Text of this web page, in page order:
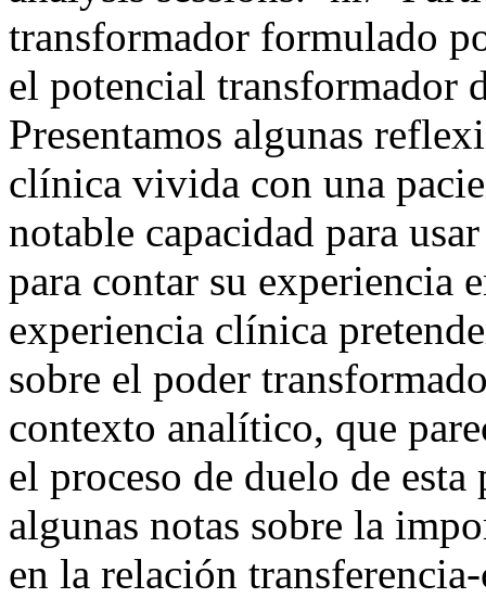
transformador formulado
el potencial transformador
Presentamos algunas
clínica vivida con una
notable capacidad para
para contar su experiencia
experiencia clínica
sobre el poder
contexto analítico, que
el proceso de duelo de
algunas notas sobre la
en la relación